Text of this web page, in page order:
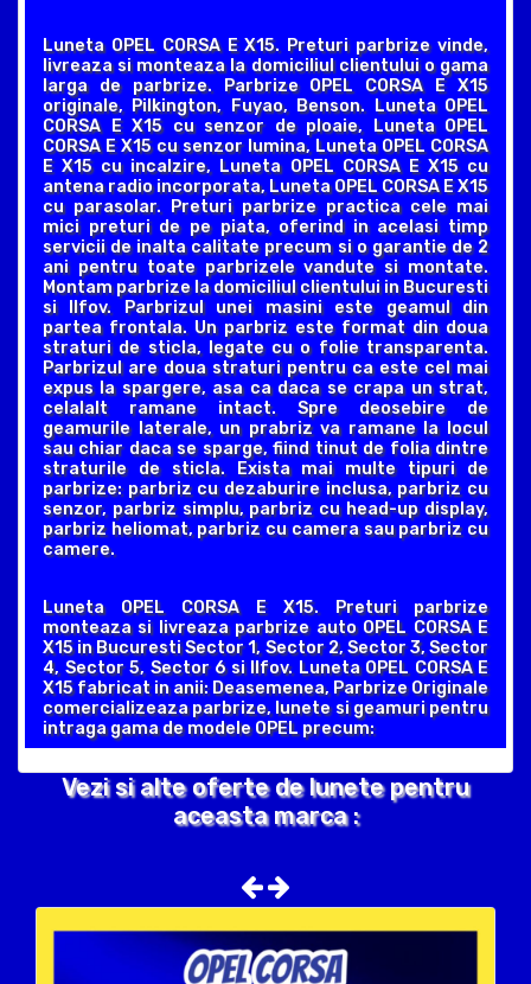
Luneta OPEL CORSA E X15. Preturi parbrize vinde,
livreaza si monteaza la domiciliul clientului o gama
larga de parbrize. Parbrize OPEL CORSA E X15
originale, Pilkington, Fuyao, Benson. Luneta OPEL
CORSA E X15 cu senzor de ploaie, Luneta OPEL
CORSA E X15 cu senzor lumina, Luneta OPEL CORSA
E X15 cu incalzire, Luneta OPEL CORSA E X15 cu
antena radio incorporata, Luneta OPEL CORSA E X15
cu parasolar. Preturi parbrize practica cele mai
mici preturi de pe piata, oferind in acelasi timp
servicii de inalta calitate precum si o garantie de 2
ani pentru toate parbrizele vandute si montate.
Montam parbrize la domiciliul clientului in Bucuresti
si Ilfov. Parbrizul unei masini este geamul din
partea frontala. Un parbriz este format din doua
straturi de sticla, legate cu o folie transparenta.
Parbrizul are doua straturi pentru ca este cel mai
expus la spargere, asa ca daca se crapa un strat,
celalalt ramane intact. Spre deosebire de
geamurile laterale, un prabriz va ramane la locul
sau chiar daca se sparge, fiind tinut de folia dintre
straturile de sticla. Exista mai multe tipuri de
parbrize: parbriz cu dezaburire inclusa, parbriz cu
senzor, parbriz simplu, parbriz cu head-up display,
parbriz heliomat, parbriz cu camera sau parbriz cu
camere.
Luneta OPEL CORSA E X15. Preturi parbrize
monteaza si livreaza parbrize auto OPEL CORSA E
X15 in Bucuresti Sector 1, Sector 2, Sector 3, Sector
4, Sector 5, Sector 6 si Ilfov. Luneta OPEL CORSA E
X15 fabricat in anii: Deasemenea, Parbrize Originale
comercializeaza parbrize, lunete si geamuri pentru
intraga gama de modele OPEL precum:
Vezi si alte oferte de lunete pentru
aceasta marca :